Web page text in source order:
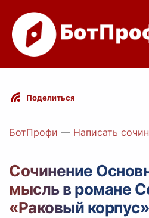
Режимы бота
Цены
Вход с Telegram
Поделиться
БотПрофи — Написать
Сочинение
мысль в романе
«Раковый корпус»